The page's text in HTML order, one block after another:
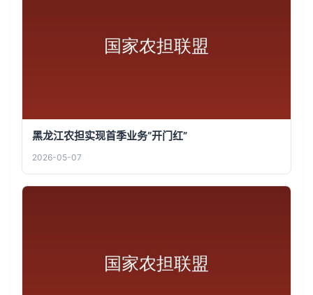
黑龙江农担实现首季业务“开门红”
2026-05-07